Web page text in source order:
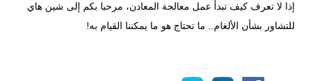
إذا لا تعرف كيف تبدأ عمل معالجة المعادن، مرحبا بكم إلى شين هاي
للتشاور بشأن الألغام.. ما تحتاج هو ما يمكننا القيام به!